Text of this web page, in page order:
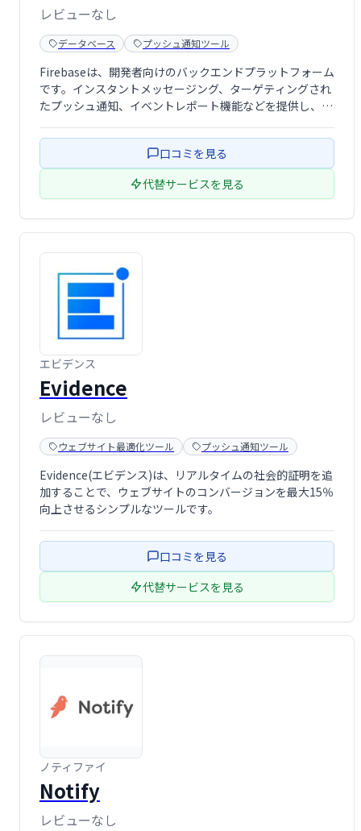
レビューなし
データベース プッシュ通知ツール
Firebaseは、開発者向けのバックエンドプラットフォーム
です。インスタントメッセージング、ターゲティングされ
たプッシュ通知、イベントレポート機能などを提供し、ア
ジメントを高め、ビジネス成長を促進します。
口コミを見る
代替サービスを見る
エビデンス
Evidence
レビューなし
ウェブサイト最適化ツール プッシュ通知ツール
Evidence(エビデンス)は、リアルタイムの社会的証明を追
加することで、ウェブサイトのコンバージョンを最大15％
向上させるシンプルなツールです。
口コミを見る
代替サービスを見る
ノティファイ
Notify
レビューなし